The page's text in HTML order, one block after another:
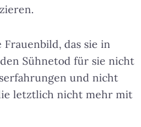
das sie in
Sühnetod für sie nicht
und nicht
letztlich nicht mehr mit